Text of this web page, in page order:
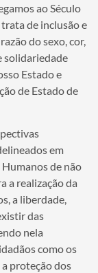
ao Século
de inclusão e
do sexo, cor,
solidariedade
Estado e
de Estado de
em
de não
a realização da
a liberdade,
das
nela
como os
proteção dos